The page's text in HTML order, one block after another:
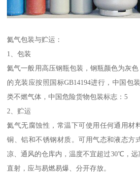
氦气包装与贮运：
1、包装
氦气一般用高压钢瓶包装，钢瓶颜色为灰
的充装应按照国标GB14194进行，中国包
类不燃气体，中国危险货物包装标志：5
2、贮运
氦气无腐蚀性，常温下可使用任何通用材
铜、铝和不锈钢材质。可用气态和液态方
凉、通风的仓库内，温度不宜超过30℃，
直射，应与易燃易爆、分开存放。